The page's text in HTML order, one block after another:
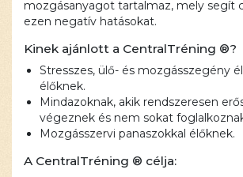
mozgásanyagot tartalmaz, mely segít
ezen negatív hatásokat.
Kinek ajánlott a CentralTréning ®?
Stresszes, ülő- és mozgásszegény
élőknek.
Mindazoknak, akik rendszeresen
végeznek és nem sokat
Mozgásszervi panaszokkal élőknek.
A CentralTréning ® célja: